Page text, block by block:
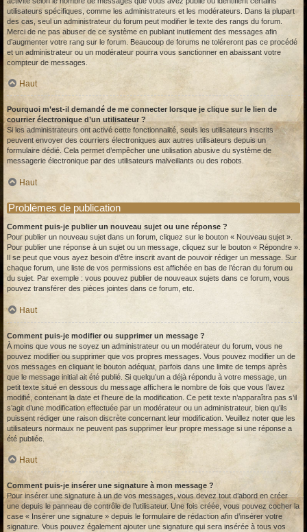
utilisateurs spécifiques, comme les administrateurs et les modérateurs. Dans la plupart
des cas, seul un administrateur du forum peut modifier le texte des rangs du forum.
Merci de ne pas abuser de ce système en publiant inutilement des messages afin
d’augmenter votre rang sur le forum. Beaucoup de forums ne toléreront pas ce procédé
et un administrateur ou un modérateur pourra vous sanctionner en abaissant votre
compteur de messages.
Haut
Pourquoi m’est-il demandé de me connecter lorsque je clique sur le lien de
courrier électronique d’un utilisateur ?
Si les administrateurs ont activé cette fonctionnalité, seuls les utilisateurs inscrits
peuvent envoyer des courriers électroniques aux autres utilisateurs depuis un
formulaire dédié. Cela permet d’empêcher une utilisation abusive du système de
messagerie électronique par des utilisateurs malveillants ou des robots.
Haut
Problèmes de publication
Comment puis-je publier un nouveau sujet ou une réponse ?
Pour publier un nouveau sujet dans un forum, cliquez sur le bouton « Nouveau sujet ».
Pour publier une réponse à un sujet ou un message, cliquez sur le bouton « Répondre ».
Il se peut que vous ayez besoin d’être inscrit avant de pouvoir rédiger un message. Sur
chaque forum, une liste de vos permissions est affichée en bas de l’écran du forum ou
du sujet. Par exemple : vous pouvez publier de nouveaux sujets dans ce forum, vous
pouvez transférer des pièces jointes dans ce forum, etc.
Haut
Comment puis-je modifier ou supprimer un message ?
À moins que vous ne soyez un administrateur ou un modérateur du forum, vous ne
pouvez modifier ou supprimer que vos propres messages. Vous pouvez modifier un de
vos messages en cliquant le bouton adéquat, parfois dans une limite de temps après
que le message initial ait été publié. Si quelqu’un a déjà répondu à votre message, un
petit texte situé en dessous du message affichera le nombre de fois que vous l’avez
modifié, contenant la date et l’heure de la modification. Ce petit texte n’apparaîtra pas s’il
s’agit d’une modification effectuée par un modérateur ou un administrateur, bien qu’ils
puissent rédiger une raison discrète concernant leur modification. Veuillez noter que les
utilisateurs normaux ne peuvent pas supprimer leur propre message si une réponse a
été publiée.
Haut
Comment puis-je insérer une signature à mon message ?
Pour insérer une signature à un de vos messages, vous devez tout d’abord en créer
une depuis le panneau de contrôle de l’utilisateur. Une fois créée, vous pouvez cocher la
case « Insérer une signature » depuis le formulaire de rédaction afin d’insérer votre
signature. Vous pouvez également ajouter une signature qui sera insérée à tous vos